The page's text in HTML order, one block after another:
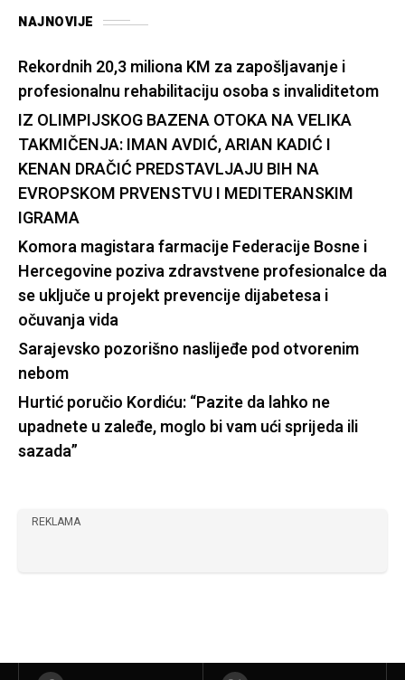
NAJNOVIJE
Rekordnih 20,3 miliona KM za zapošljavanje i
profesionalnu rehabilitaciju osoba s invaliditetom
IZ OLIMPIJSKOG BAZENA OTOKA NA VELIKA
TAKMIČENJA: IMAN AVDIĆ, ARIAN KADIĆ I
KENAN DRAČIĆ PREDSTAVLJAJU BIH NA
EVROPSKOM PRVENSTVU I MEDITERANSKIM
IGRAMA
Komora magistara farmacije Federacije Bosne i
Hercegovine poziva zdravstvene profesionalce da
se uključe u projekt prevencije dijabetesa i
očuvanja vida
Sarajevsko pozorišno naslijeđe pod otvorenim
nebom
Hurtić poručio Kordiću: “Pazite da lahko ne
upadnete u zaleđe, moglo bi vam ući sprijeda ili
sazada”
REKLAMA